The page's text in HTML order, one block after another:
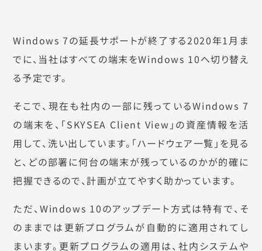
Windows 7の延長サポートが終了する2020年1月ま
でに、当社はすべての端末をWindows 10へ切り替え
る予定です。
そこで、現在も社内の一部に残っているWindows 7
の端末を、「SKYSEA Client View」の資産情報を活
用して、洗い出しています。「ハードウェア一覧」を見る
と、どの部署に何台の端末が残っているのかが的確に
把握できるので、計画が立てやすく助かっています。
ただ、Windows 10のアップデート方式は特有で、そ
のままでは更新プログラムが自動的に適用されてし
まいます。更新プログラムの適用は、社内システムや